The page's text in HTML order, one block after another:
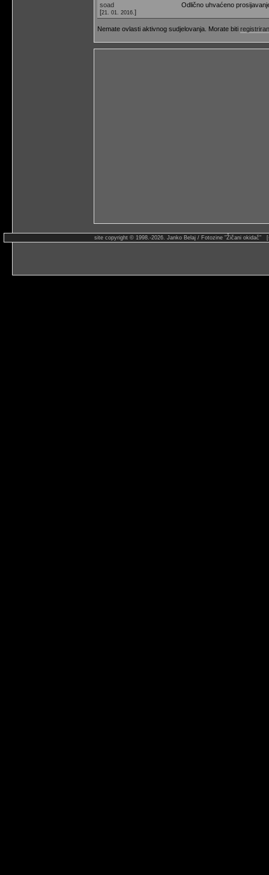
soad
[21. 01. 2016. ]
Odlično uhvaćeno
Nemate ovlasti aktivnog sudjelovanja. Morate biti
site copyright © 1998.-2026. Janko Belaj / Fotozine "Žičani okidač"